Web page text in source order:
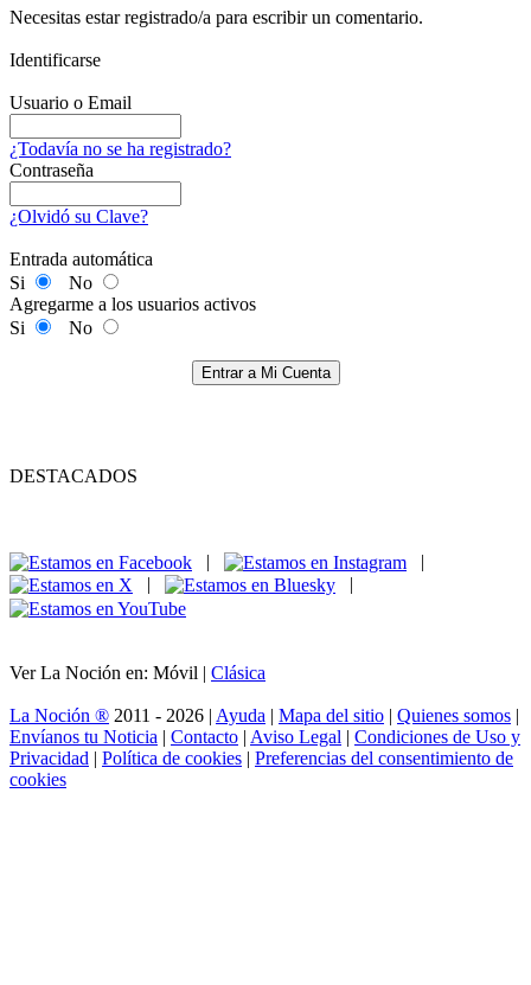
Necesitas estar registrado/a para escribir un comentario.
Identificarse
Usuario o Email
¿Todavía no se ha registrado?
Contraseña
¿Olvidó su Clave?
Entrada automática
Si
No
Agregarme a los usuarios activos
Si
No
Entrar a Mi Cuenta
DESTACADOS
|
|
|
|
Ver La Noción en: Móvil | Clásica
La Noción ® 2011 - 2026 | Ayuda | Mapa del sitio | Quienes somos |
Envíanos tu Noticia | Contacto | Aviso Legal | Condiciones de Uso y
Privacidad | Política de cookies | Preferencias del consentimiento de
cookies